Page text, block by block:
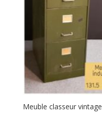
Meuble classeur vintage